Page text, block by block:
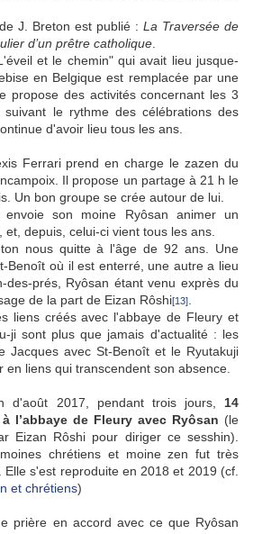
J. Breton est publié : La Traversée de
d’un prêtre catholique
et le chemin" qui avait lieu jusque-
en Belgique est remplacée par une
propose des activités concernant les 3
le rythme des célébrations des
d'avoir lieu tous les ans.
Ferrari prend en charge le zazen du
Il propose un partage à 21 h le
Un bon groupe se crée autour de lui.
envoie son moine Ryôsan animer un
depuis, celui-ci vient tous les ans.
nous quitte à l'âge de 92 ans. Une
Benoît où il est enterré, une autre a lieu
des-prés, Ryôsan étant venu exprès du
de la part de Eizan Rôshi[13]
liens créés avec l'abbaye de Fleury et
ji sont plus que jamais d'actualité : les
Jacques avec St-Benoît et le Ryutakuji
liens qui transcendent son absence.
d'août 2017, pendant trois jours, 14
l’abbaye de Fleury avec Ryôsan (le
Eizan Rôshi pour diriger ce sesshin).
chrétiens et moine zen fut très
s'est reproduite en 2018 et 2019 (cf.
et chrétiens)
prière en accord avec ce que Ryôsan